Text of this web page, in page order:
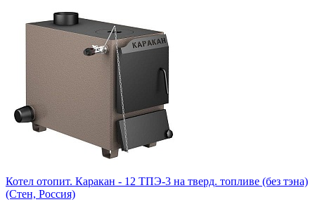
Котел отопит. Каракан - 12 ТПЭ-3 на тверд. топливе (без тэна)
(Стен, Россия)